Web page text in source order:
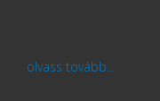
olvass tovább...